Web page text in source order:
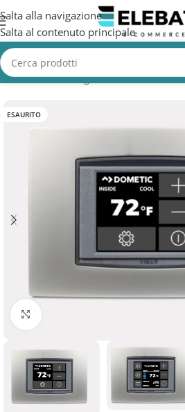
Salta alla navigazione
Salta al contenuto principale
Home/Non Categorizzata
ESAURITO